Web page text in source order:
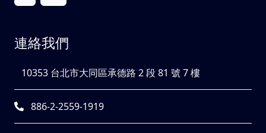
連絡我們
10353 台北市大同區承德路 2 段 81 號 7 樓
886-2-2559-1919